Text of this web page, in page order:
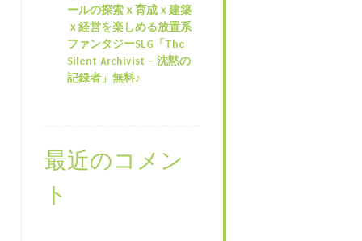
ールの探索ｘ育成ｘ建築
ｘ経営を楽しめる放置系
ファンタジーSLG「The
Silent Archivist – 沈黙の
記録者」無料♪
最近のコメン
ト